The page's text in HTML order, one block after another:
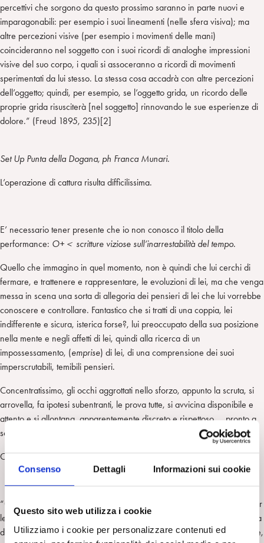
Consenso Dettagli Informazioni sui cookie
Questo sito web utilizza i cookie
Utilizziamo i cookie per personalizzare contenuti ed
percettivi che sorgono da questo prossimo saranno in parte nuovi e
imparagonabili: per esempio i suoi lineamenti (nelle sfera visiva); ma
altre percezioni visive (per esempio i movimenti delle mani)
coincideranno nel soggetto con i suoi ricordi di analoghe impressioni
visive del suo corpo, i quali si assoceranno a ricordi di movimenti
sperimentati da lui stesso. La stessa cosa accadrà con altre percezioni
dell’oggetto; quindi, per esempio, se l’oggetto grida, un ricordo delle
proprie grida risusciterà [nel soggetto] rinnovando le sue esperienze di
dolore.” (Freud 1895, 235)[2]
Set Up Punta della Dogana, ph Franca Munari.
L’operazione di cattura risulta difficilissima.
E’ necessario tener presente che io non conosco il titolo della
performance: O+＜ scritture viziose sull’inarrestabilità del tempo.
Quello che immagino in quel momento, non è quindi che lui cerchi di
fermare, e trattenere e rappresentare, le evoluzioni di lei, ma che venga
messa in scena una sorta di allegoria dei pensieri di lei che lui vorrebbe
conoscere e controllare. Fantastico che si tratti di una coppia, lei
indifferente e sicura, isterica forse?, lui preoccupato della sua posizione
nella mente e negli affetti di lei, quindi alla ricerca di un
impossessamento, (emprise) di lei, di una comprensione dei suoi
imperscrutabili, temibili pensieri.
Concentratissimo, gli occhi aggrottati nello sforzo, appunto la scruta, si
arrovella, fa ipotesi subentranti, le prova tutte, si avvicina disponibile e
attento e si allontana, apparentemente discreto e rispettoso … pronto a
scattare e ripartire per avvicinarsi appena ne intraveda la possibilità.
Come un amante insicuro: ‘Mi vorrà?’ ‘Mi pensa?’ ‘Mi ama?’
“Così sempre corre il giovane verso la donna: ma è davvero amore per
lei a spingerlo? O non è amore soprattutto di sé, ricerca di una certezza
d’esserci che solo la donna gli può dare? Corre e s’innamora il giovane,